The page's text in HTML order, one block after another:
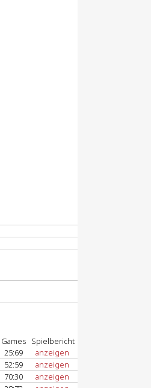
Games Spielbericht
25:69
anzeigen
52:59
anzeigen
70:30
anzeigen